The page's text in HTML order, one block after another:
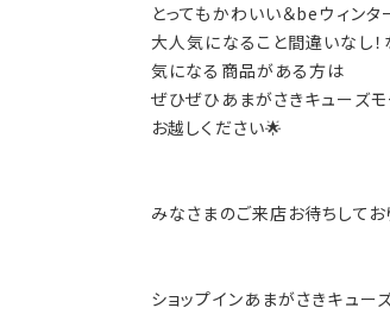
とってもかわいい＆beウィンタ
大人気になること間違いなし！
気になる商品がある方は
ぜひぜひあまがさきキューズ
お越しください🌟
みなさまのご来店お待ちしてお
ショップインあまがさきキュー